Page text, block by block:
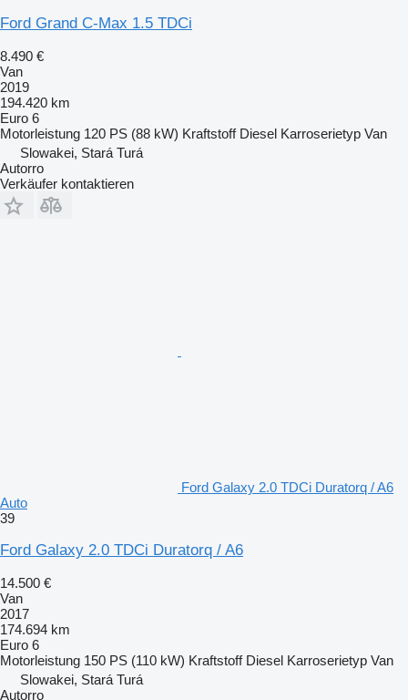
Ford Grand C-Max 1.5 TDCi
8.490 €
Van
2019
194.420 km
Euro 6
Motorleistung 120 PS (88 kW) Kraftstoff Diesel Karroserietyp Van
Slowakei, Stará Turá
Autorro
Verkäufer kontaktieren
Ford Galaxy 2.0 TDCi Duratorq / A6
Auto
39
Ford Galaxy 2.0 TDCi Duratorq / A6
14.500 €
Van
2017
174.694 km
Euro 6
Motorleistung 150 PS (110 kW) Kraftstoff Diesel Karroserietyp Van
Slowakei, Stará Turá
Autorro